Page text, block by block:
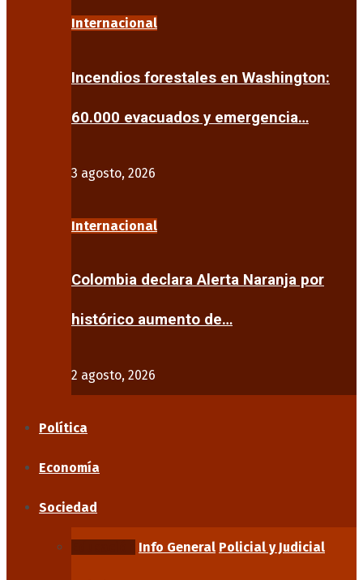
Internacional
Incendios forestales en Washington:
60.000 evacuados y emergencia…
3 agosto, 2026
Internacional
Colombia declara Alerta Naranja por
histórico aumento de…
2 agosto, 2026
Política
Economía
Sociedad
Info General Policial y Judicial